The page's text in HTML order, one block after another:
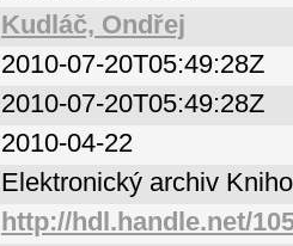
Kudláč, Ondřej
2010-07-20T05:49:28Z
2010-07-20T05:49:28Z
2010-04-22
Elektronický archiv
http://hdl.handle.net/